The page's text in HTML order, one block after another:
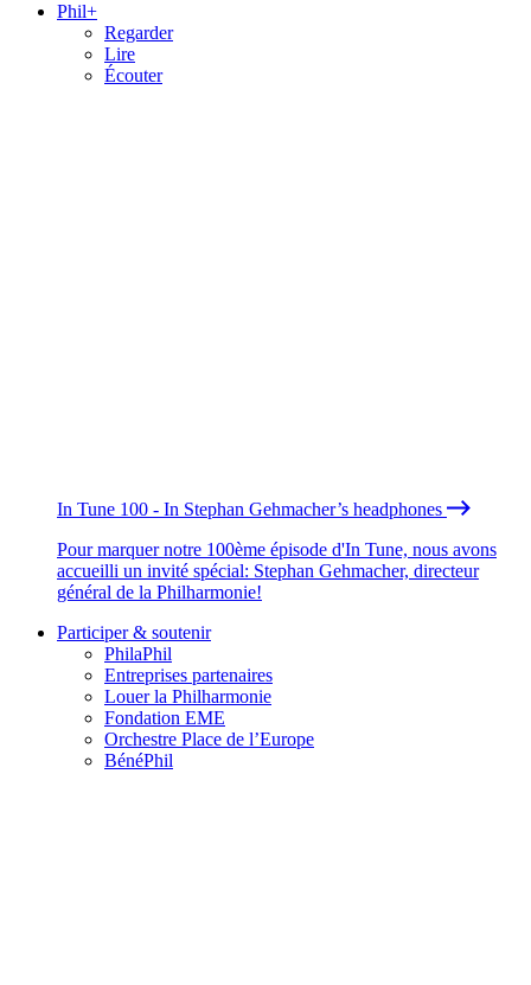
Phil+
Regarder
Lire
Écouter
In Tune 100 - In Stephan Gehmacher’s headphones
Pour marquer notre 100ème épisode d'In Tune, nous avons
accueilli un invité spécial: Stephan Gehmacher, directeur
général de la Philharmonie!
Participer & soutenir
PhilaPhil
Entreprises partenaires
Louer la Philharmonie
Fondation EME
Orchestre Place de l’Europe
BénéPhil